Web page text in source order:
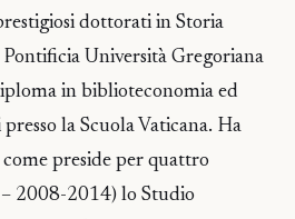
dottorati in Storia
Pontificia Università Gregoriana
in biblioteconomia ed
la Scuola Vaticana. Ha
preside per quattro
2008-2014) lo Studio